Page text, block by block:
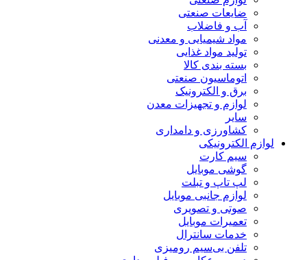
ضایعات صنعتی
آب و فاضلاب
مواد شیمیایی و معدنی
تولید مواد غذایی
بسته بندی کالا
اتوماسیون صنعتی
برق و الکترونیک
لوازم و تجهیزات معدن
سایر
کشاورزی و دامداری
لوازم الکترونیکی
سیم کارت
گوشی موبایل
لپ تاپ و تبلت
لوازم جانبی موبایل
صوتی و تصویری
تعمیرات موبایل
خدمات سانترال
تلفن بی‌سیم رومیزی